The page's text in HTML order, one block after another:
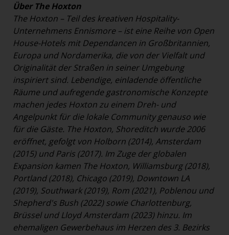
Über The Hoxton
The Hoxton – Teil des kreativen Hospitality-
Unternehmens Ennismore – ist eine Reihe von Open
House-Hotels mit Dependancen in Großbritannien,
Europa und Nordamerika, die von der Vielfalt und
Originalität der Straßen in seiner Umgebung
inspiriert sind. Lebendige, einladende öffentliche
Räume und aufregende gastronomische Konzepte
machen jedes Hoxton zu einem Dreh- und
Angelpunkt für die lokale Community genauso wie
für die Gäste. The Hoxton, Shoreditch wurde 2006
eröffnet, gefolgt von Holborn (2014), Amsterdam
(2015) und Paris (2017). Im Zuge der globalen
Expansion kamen The Hoxton, Williamsburg (2018),
Portland (2018), Chicago (2019), Downtown LA
(2019), Southwark (2019), Rom (2021), Poblenou und
Shepherd's Bush (2022) sowie Charlottenburg,
Brüssel und Lloyd Amsterdam (2023) hinzu. Im
ehemaligen Gewerbehaus im Herzen des 3. Bezirks